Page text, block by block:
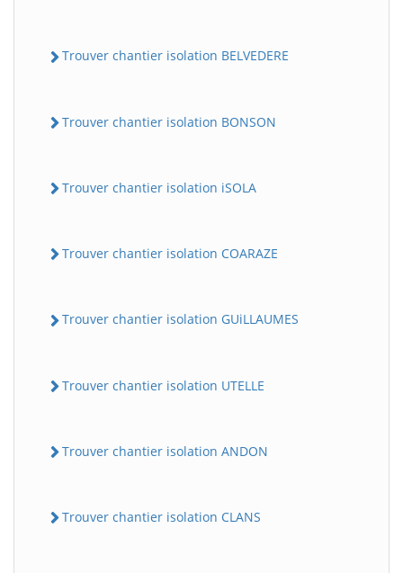
Trouver chantier isolation BELVEDERE
Trouver chantier isolation BONSON
Trouver chantier isolation iSOLA
Trouver chantier isolation COARAZE
Trouver chantier isolation GUiLLAUMES
Trouver chantier isolation UTELLE
Trouver chantier isolation ANDON
Trouver chantier isolation CLANS